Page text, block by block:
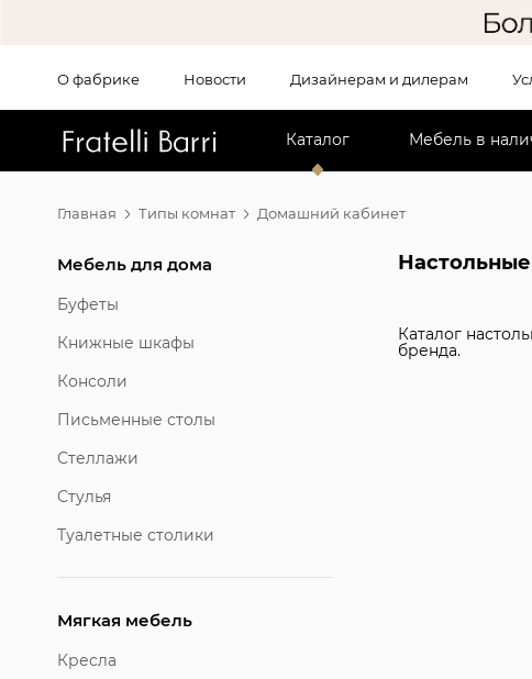
О фабрике Новости Дизайнерам и дилерам
Каталог Мебель в
Главная Типы комнат Домашний кабинет
Мебель для дома
Буфеты
Книжные шкафы
Консоли
Письменные столы
Стеллажи
Стулья
Туалетные столики
Мягкая мебель
Кресла
Каталог
бренда.